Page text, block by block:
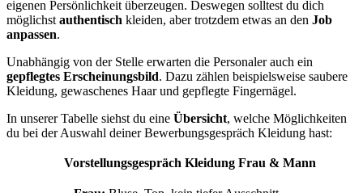
eigenen Persönlichkeit überzeugen. Deswegen solltest du dich
möglichst authentisch kleiden, aber trotzdem etwas an den Job
anpassen.
Unabhängig von der Stelle erwarten die Personaler auch ein
gepflegtes Erscheinungsbild. Dazu zählen beispielsweise saubere
Kleidung, gewaschenes Haar und gepflegte Fingernägel.
In unserer Tabelle siehst du eine Übersicht, welche Möglichkeiten
du bei der Auswahl deiner Bewerbungsgespräch Kleidung hast:
Vorstellungsgespräch Kleidung Frau & Mann